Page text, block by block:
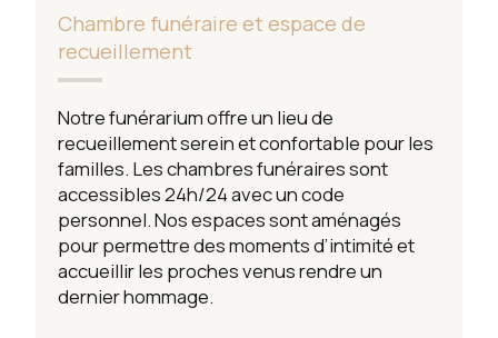
Chambre funéraire et espace de
recueillement
Notre funérarium offre un lieu de
recueillement serein et confortable pour les
familles. Les chambres funéraires sont
accessibles 24h/24 avec un code
personnel. Nos espaces sont aménagés
pour permettre des moments d’intimité et
accueillir les proches venus rendre un
dernier hommage.